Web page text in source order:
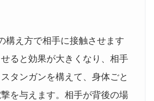
構え方で相手に接触させます
ると効果が大きくなり、相手
タンガンを構えて、身体ごと
を与えます。相手が背後の場